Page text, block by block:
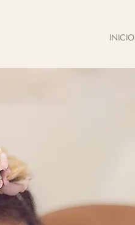
INICIO